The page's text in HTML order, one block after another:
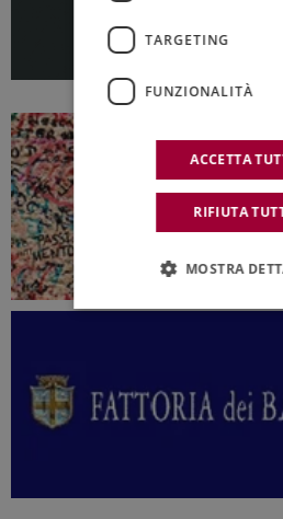
TARGETING
FUNZIONALITÀ
ACCETTA
RIFIUTA
MOSTRA